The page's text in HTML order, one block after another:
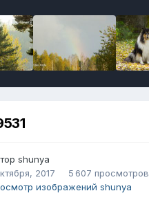
shunya
2017
5 607 просмотров
изображений shunya